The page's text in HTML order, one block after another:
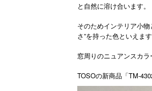
と自然に溶け合います。
そのためインテリア小
さ”を持った色といえます
窓周りのニュアンスカラ
TOSOの新商品「 TM-